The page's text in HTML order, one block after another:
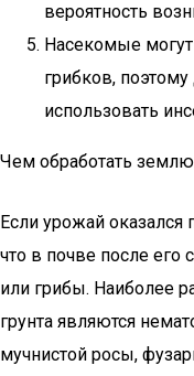
вероятность
Насекомые
грибков,
использовать
Чем обработать
Если урожай
что в почве после его
или грибы. Наиболее
грунта являются
мучнистой росы,